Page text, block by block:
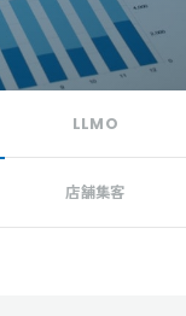
LLMO
店舗集客